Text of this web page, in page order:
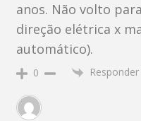
anos. Não volto
direção elétrica x
automático).
0 Responder